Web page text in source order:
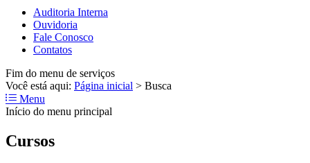
Auditoria Interna
Ouvidoria
Fale Conosco
Contatos
Fim do menu de serviços
Você está aqui: Página inicial > Busca
Menu
Início do menu principal
Cursos